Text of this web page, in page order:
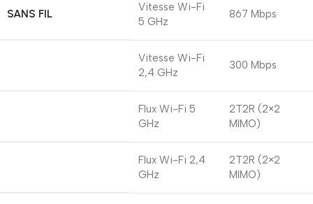
SANS FIL
Vitesse Wi-Fi
5 GHz
867 Mbps
Vitesse Wi-Fi
2,4 GHz
300 Mbps
Flux Wi-Fi 5
GHz
2T2R (2×2
MIMO)
Flux Wi-Fi 2,4
GHz
2T2R (2×2
MIMO)